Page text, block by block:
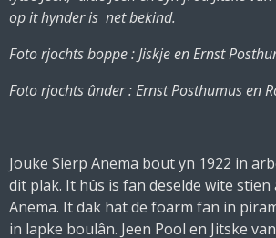
op it hynder is net bekind.
Foto rjochts boppe : Jiskje en Ernst
Foto rjochts ûnder : Ernst Posthumus en
Jouke Sierp Anema bout yn 1922 in
dit plak. It hûs is fan deselde wite stien
Anema. It dak hat de foarm fan in
in lapke boulân. Jeen Pool en Jitske